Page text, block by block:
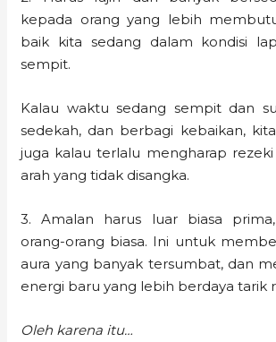
kepada orang yang lebih
baik kita sedang dalam kondisi
sempit.
Kalau waktu sedang sempit dan
sedekah, dan berbagi kebaikan,
juga kalau terlalu mengharap
arah yang tidak disangka.
3. Amalan harus luar biasa
orang-orang biasa. Ini untuk
aura yang banyak tersumbat, dan
energi baru yang lebih berdaya tarik
Oleh karena itu…